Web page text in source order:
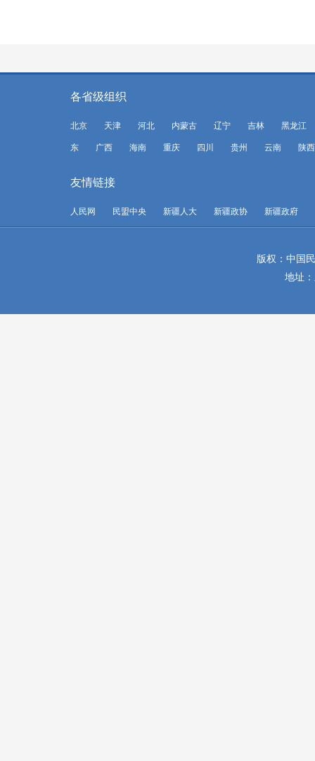
各省级组织
北京 天津 河北 内蒙古 辽宁 吉林 黑龙江
东 广西 海南 重庆 四川 贵州 云南 陕西
友情链接
人民网 民盟中央 新疆人大 新疆政协 新疆政府
版权：中国
地址